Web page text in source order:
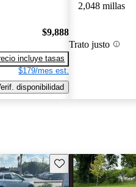
$9,888
incluye tasas
$179/mes est.
disponibilidad
2,048 millas
Trato justo
Guarda este Aviso